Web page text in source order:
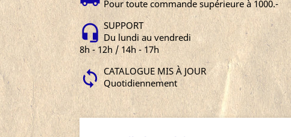
Pour toute commande supérieure à 1000.-
SUPPORT
Du lundi au vendredi
8h - 12h / 14h - 17h
CATALOGUE MIS À JOUR
Quotidiennement